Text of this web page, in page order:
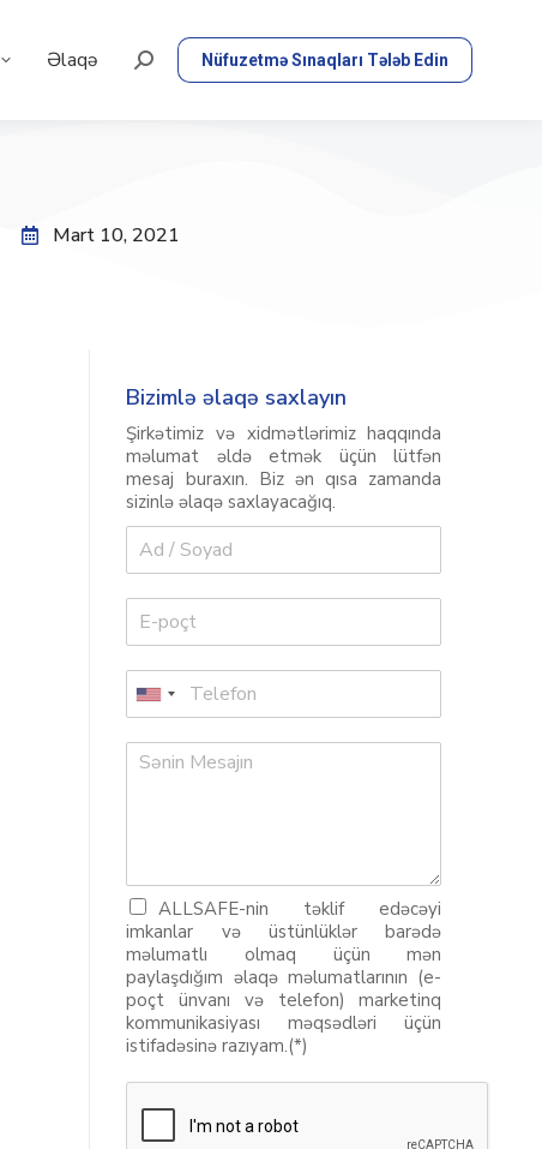
Əlaqə Nüfuzetmə Sınaqları Tələb Edin
Mart 10, 2021
Bizimlə əlaqə saxlayın
Şirkətimiz və xidmətlərimiz haqqında
məlumat əldə etmək üçün lütfən
mesaj buraxın. Biz ən qısa zamanda
sizinlə əlaqə saxlayacağıq.
ALLSAFE-nin təklif edəcəyi
imkanlar və üstünlüklər barədə
məlumatlı olmaq üçün mən
paylaşdığım əlaqə məlumatlarının (e-
poçt ünvanı və telefon) marketinq
kommunikasiyası məqsədləri üçün
istifadəsinə razıyam.(*)